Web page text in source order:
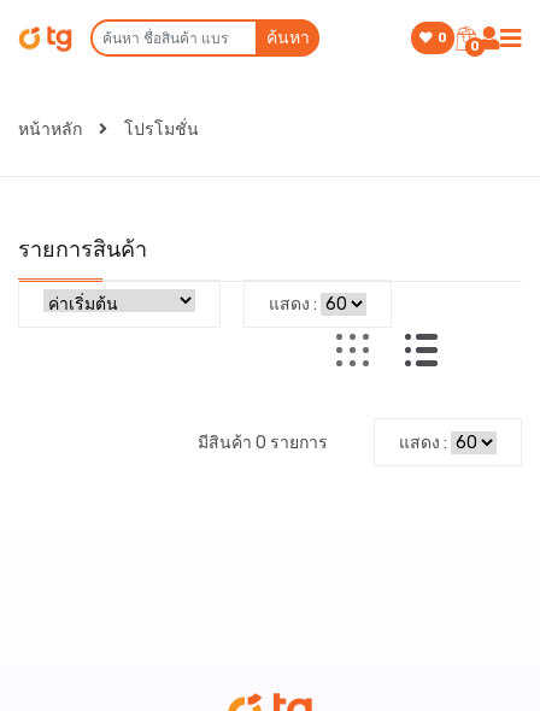
ค้นหา 0
0
หน้าหลัก โปรโมชั่น
รายการสินค้า
แสดง :
มีสินค้า 0 รายการ แสดง :